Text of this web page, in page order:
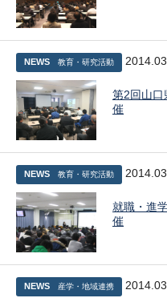
NEWS 教育・研究活動
第2回山口
催
NEWS 教育・研究活動
就職・進
催
NEWS 産学・地域連携